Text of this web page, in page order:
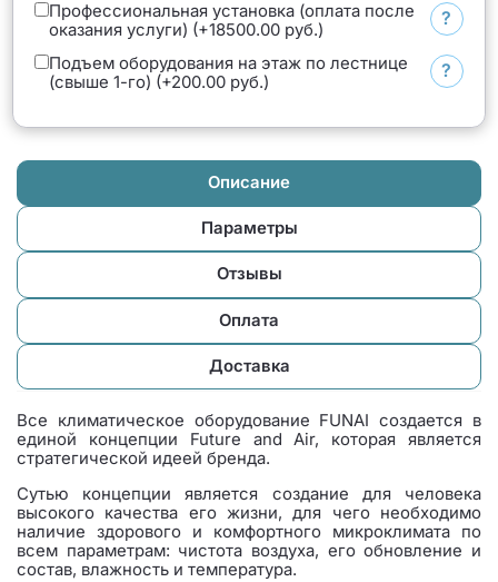
Профессиональная установка (оплата после
оказания услуги) (+18500.00 руб.)
?
Подъем оборудования на этаж по лестнице
(свыше 1-го) (+200.00 руб.)
?
Описание
Параметры
Отзывы
Оплата
Доставка
Все климатическое оборудование FUNAI создается в
единой концепции Future and Air, которая является
стратегической идеей бренда.
Сутью концепции является создание для человека
высокого качества его жизни, для чего необходимо
наличие здорового и комфортного микроклимата по
всем параметрам: чистота воздуха, его обновление и
состав, влажность и температура.